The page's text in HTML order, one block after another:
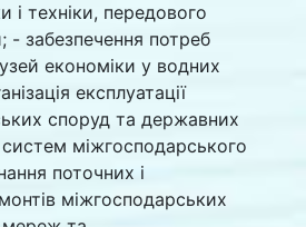
і техніки, передового
- забезпечення потреб
економіки у водних
експлуатації
споруд та державних
міжгосподарського
поточних і
міжгосподарських